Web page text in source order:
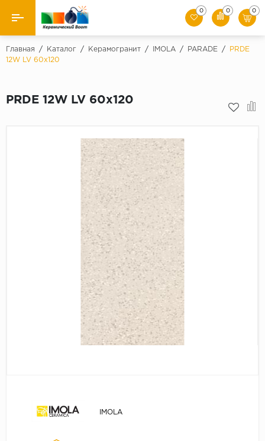
Назад
Керамическая плитка
Искусственный камень
0 0 0
Главная / Каталог / Керамогранит / IMOLA / PARADE /
PRDE
12W LV 60x120
PRDE 12W LV 60x120
IMOLA